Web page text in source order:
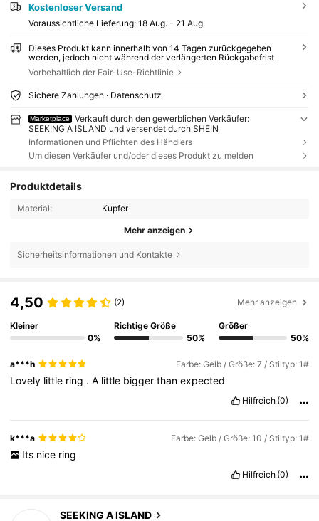
Kostenloser Versand
Voraussichtliche Lieferung: 18 Aug. - 21 Aug.
Dieses Produkt kann innerhalb von 14 Tagen zurückgegeben
werden, jedoch nicht während der verlängerten Rückgabefrist
Vorbehaltlich der Fair-Use-Richtlinie
Sichere Zahlungen · Datenschutz
Marketplace
Verkauft durch den gewerblichen Verkäufer:
SEEKING A ISLAND und versendet durch SHEIN
Informationen und Pflichten des Händlers
Um diesen Verkäufer und/oder dieses Produkt zu melden
Produktdetails
Material: Kupfer
Mehr anzeigen
Sicherheitsinformationen und Kontakte
4,50 (2) Mehr anzeigen
Kleiner
0%
Richtige Größe
50%
Größer
50%
a***h Farbe: Gelb / Größe: 7 / Stiltyp: 1#
Lovely little ring .A little biggerthanexpected
Hilfreich (0)
k***a Farbe: Gelb / Größe: 10 / Stiltyp: 1#
Its nice ring
Hilfreich (0)
SEEKING A ISLAND
m***aistVor 6 Stunden